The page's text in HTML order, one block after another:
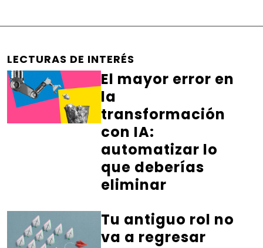
LECTURAS DE INTERÉS
El mayor error en
la
transformación
con IA:
automatizar lo
que deberías
eliminar
Tu antiguo rol no
va a regresar